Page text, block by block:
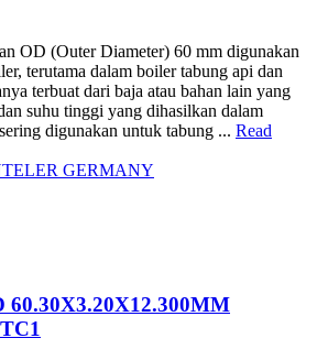
OD (Outer Diameter) 60 mm digunakan
terutama dalam boiler tabung api dan
terbuat dari baja atau bahan lain yang
suhu tinggi yang dihasilkan dalam
digunakan untuk tabung ... Read